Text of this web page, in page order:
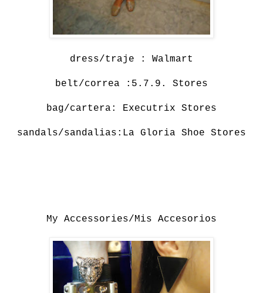
dress/traje : Walmart
belt/correa :5.7.9. Stores
bag/cartera: Executrix Stores
sandals/sandalias:La Gloria Shoe Stores
My Accessories/Mis Accesorios